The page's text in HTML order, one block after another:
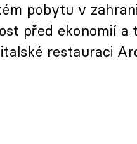
pobytu v
před ekonomií
restauraci